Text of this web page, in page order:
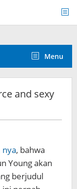
Menu
and sexy
nya, bahwa
Young akan
berjudul